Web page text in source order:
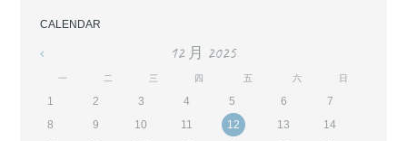
CALENDAR
« 12 月 2025
一 二 三 四 五 六 日
1 2 3 4 5 6
7
8
9 10 11 12 13
14